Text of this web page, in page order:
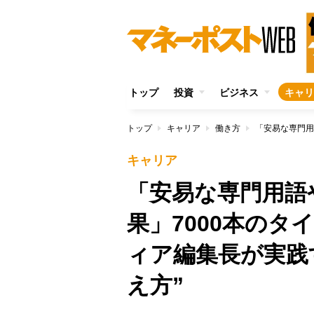
トップ 投資 ビジネス キャ
トップ キャリア 働き方
キャリア
「安易な専門用
果」7000本のタ
ィア編集長が実
え方”